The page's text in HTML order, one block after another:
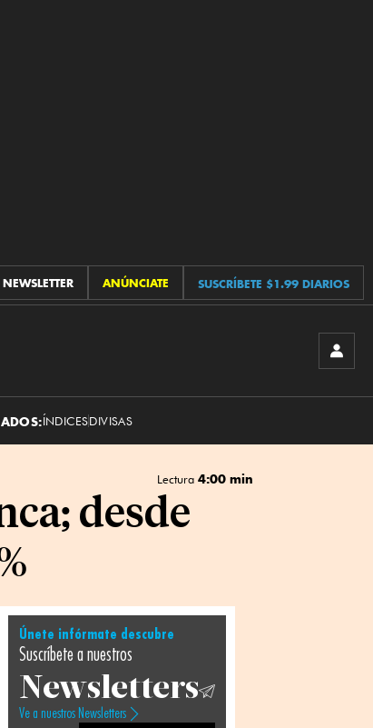
NEWSLETTER ANÚNCIATE SUSCRÍBETE $1.99 DIARIOS
ÍNDICESDIVISAS
Lectura 4:00 min
desde
Únete infórmate descubre
Suscríbete a nuestros
Newsletters
Ve a nuestros Newsletters